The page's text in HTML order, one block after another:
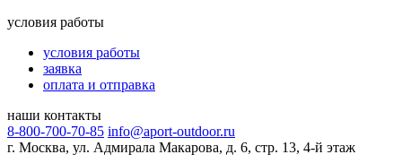
условия работы
условия работы
заявка
оплата и отправка
наши контакты
8-800-700-70-85 info@aport-outdoor.ru
г. Москва, ул. Адмирала Макарова, д. 6, стр. 13, 4-й этаж